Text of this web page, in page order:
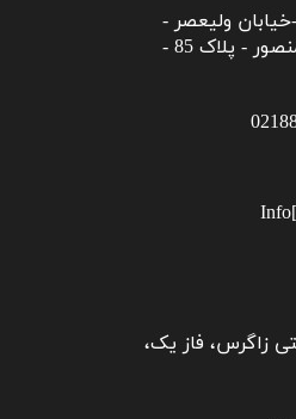
خیابان ولیعصر -
ابتدای خیابان مطهری - کوچه منصور - پلاک 85 -
زاگرس، فاز یک،